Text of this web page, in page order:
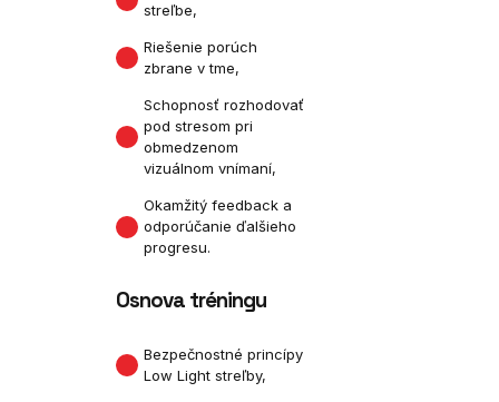
streľbe,
Riešenie porúch
zbrane v tme,
Schopnosť rozhodovať
pod stresom pri
obmedzenom
vizuálnom vnímaní,
Okamžitý feedback a
odporúčanie ďalšieho
progresu.
Osnova tréningu
Bezpečnostné princípy
Low Light streľby,